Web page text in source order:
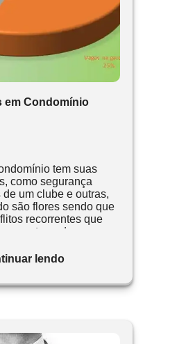
em Condomínio
tem suas
como segurança
um clube e outras,
são flores sendo que
recorrentes que
contornados.
lendo